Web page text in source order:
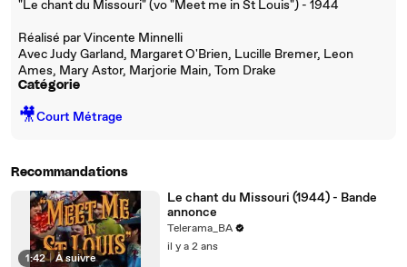
"Le chant du Missouri" (vo "Meet me in St Louis") - 1944
Réalisé par Vincente Minnelli
Avec Judy Garland, Margaret O'Brien, Lucille Bremer, Leon
Ames, Mary Astor, Marjorie Main, Tom Drake
Catégorie
🎥Court Métrage
Recommandations
1:42 | À suivre
Le chant du Missouri (1944) - Bande
annonce
Telerama_BA
il y a 2 ans